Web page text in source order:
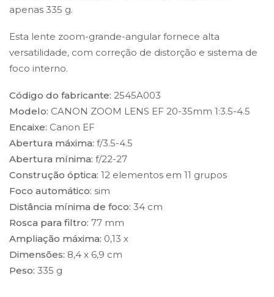
apenas 335 g.
Esta lente zoom-grande-angular fornece alta
versatilidade, com correção de distorção e sistema de
foco interno.
Código do fabricante: 2545A003
Modelo: CANON ZOOM LENS EF 20-35mm 1:3.5-4.5
Encaixe: Canon EF
Abertura máxima: f/3.5-4.5
Abertura mínima: f/22-27
Construção óptica: 12 elementos em 11 grupos
Foco automático: sim
Distância mínima de foco: 34 cm
Rosca para filtro: 77 mm
Ampliação máxima: 0,13 x
Dimensões: 8,4 x 6,9 cm
Peso: 335 g